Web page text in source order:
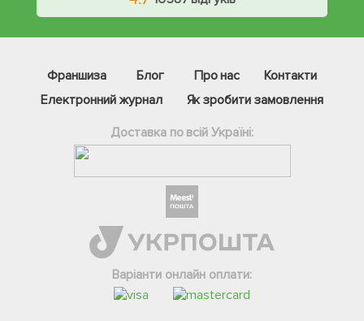
Франшиза Блог Про нас
Контакти
Електронний журнал
Як зробити замовлення
Доставка по всій Україні:
Варіанти онлайн оплати:
Телеграм
Вайбер